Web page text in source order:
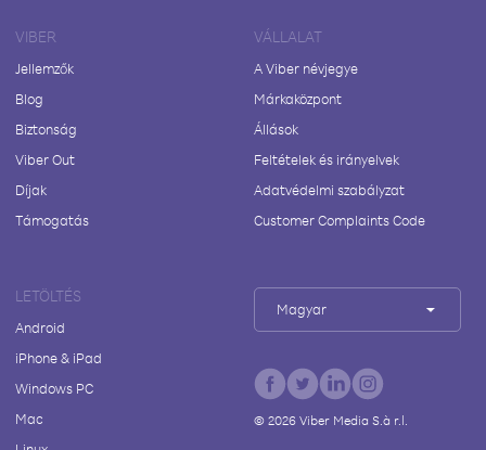
VIBER
Jellemzők
Blog
Biztonság
Viber Out
Díjak
Támogatás
VÁLLALAT
A Viber névjegye
Márkaközpont
Állások
Feltételek és irányelvek
Adatvédelmi szabályzat
Customer Complaints Code
LETÖLTÉS
Android
iPhone & iPad
Windows PC
Mac
Magyar
© 2026Viber Media S.à r.l.